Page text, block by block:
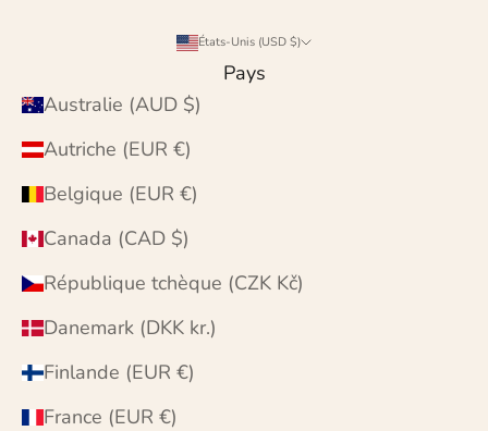
États-Unis (USD $)
Pays
Australie (AUD $)
Autriche (EUR €)
Belgique (EUR €)
Canada (CAD $)
République tchèque (CZK Kč)
Danemark (DKK kr.)
Finlande (EUR €)
France (EUR €)